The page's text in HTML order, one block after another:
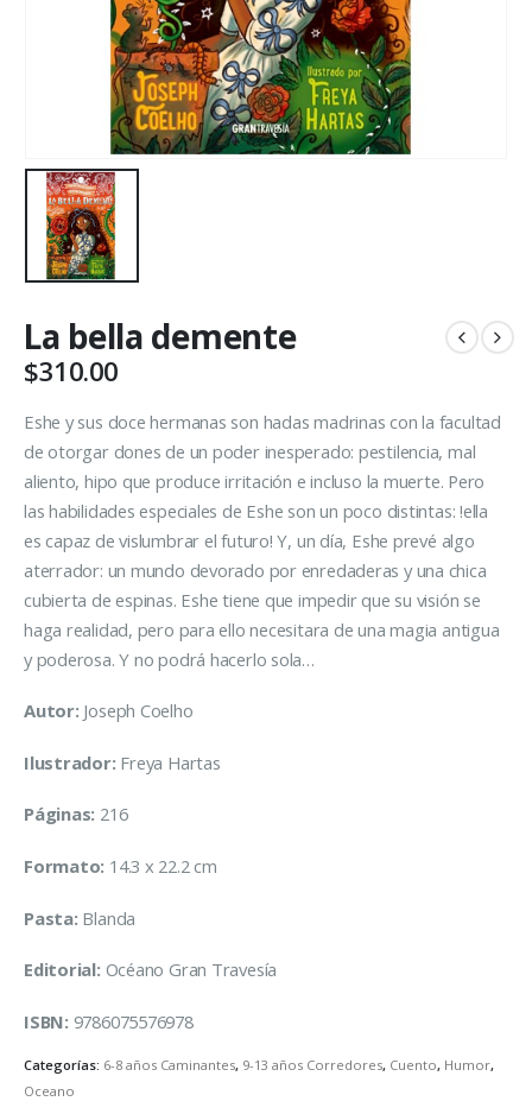
La bella demente
$310.00
Eshe y sus doce hermanas son hadas madrinas con la facultad
de otorgar dones de un poder inesperado: pestilencia, mal
aliento, hipo que produce irritación e incluso la muerte. Pero
las habilidades especiales de Eshe son un poco distintas: !ella
es capaz de vislumbrar el futuro! Y, un día, Eshe prevé algo
aterrador: un mundo devorado por enredaderas y una chica
cubierta de espinas. Eshe tiene que impedir que su visión se
haga realidad, pero para ello necesitara de una magia antigua
y poderosa. Y no podrá hacerlo sola…
Autor: Joseph Coelho
Ilustrador: Freya Hartas
Páginas: 216
Formato: 14.3 x 22.2 cm
Pasta: Blanda
Editorial: Océano Gran Travesía
ISBN: 9786075576978
Categorías: 6-8 años Caminantes, 9-13 años Corredores, Cuento, Humor,
Oceano